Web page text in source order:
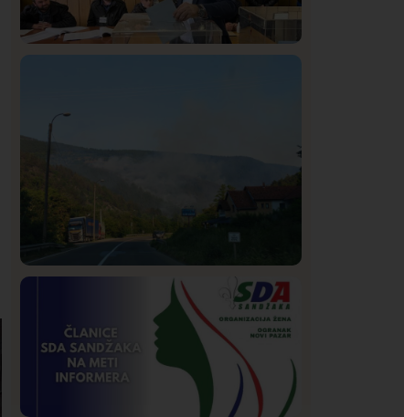
Požar od Magliča do Ušća, brda u
plamenu – vatrogasci na terenu